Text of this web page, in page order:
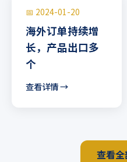
📅 2024-01-20
海外订单持续增
长，产品出口多
个
查看详情 →
查看